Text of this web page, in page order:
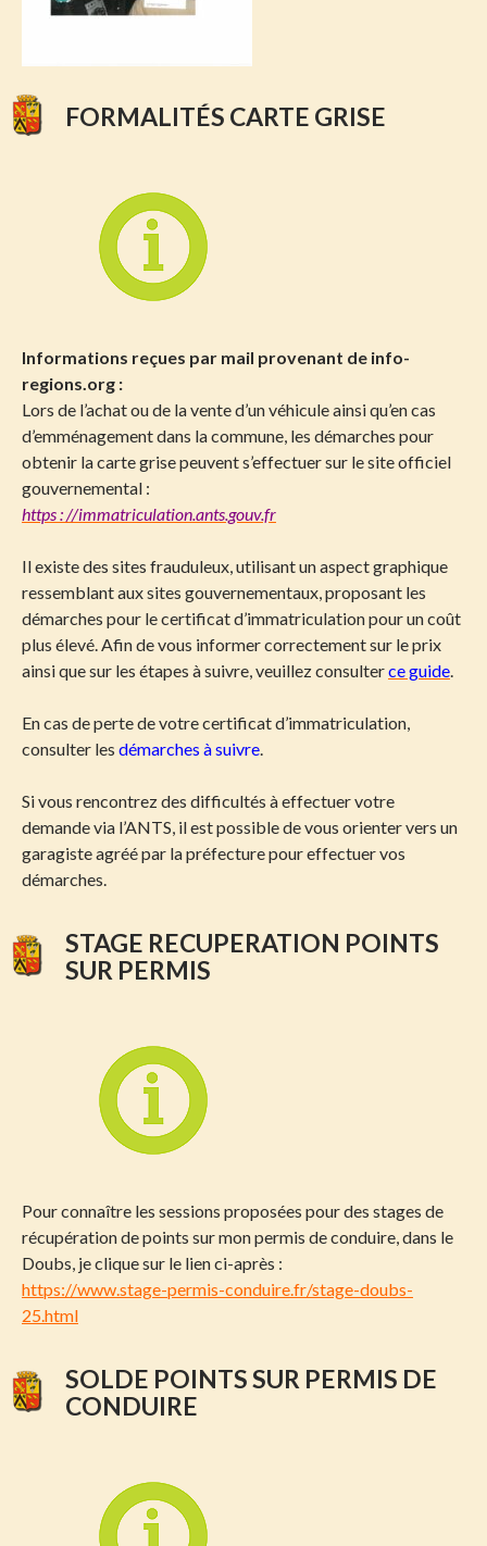
FORMALITÉS CARTE GRISE
Informations reçues par mail provenant de info-
regions.org :
Lors de l’achat ou de la vente d’un véhicule ainsi qu’en cas
d’emménagement dans la commune, les démarches pour
obtenir la carte grise peuvent s’effectuer sur le site officiel
gouvernemental :
https : //immatriculation.ants.gouv.fr
Il existe des sites frauduleux, utilisant un aspect graphique
ressemblant aux sites gouvernementaux, proposant les
démarches pour le certificat d’immatriculation pour un coût
plus élevé. Afin de vous informer correctement sur le prix
ainsi que sur les étapes à suivre, veuillez consulterce guide.
En cas de perte de votre certificat d’immatriculation,
consulter les démarches à suivre.
Si vous rencontrez des difficultés à effectuer votre
demande via l’ANTS, il est possible de vous orienter vers un
garagiste agréé par la préfecture pour effectuer vos
démarches.
STAGE RECUPERATION POINTS
SUR PERMIS
Pour connaître les sessions proposées pour des stages de
récupération de points sur mon permis de conduire, dans le
Doubs, je clique sur le lien ci-après :
https://www.stage-permis-conduire.fr/stage-doubs-
25.html
SOLDE POINTS SUR PERMIS DE
CONDUIRE